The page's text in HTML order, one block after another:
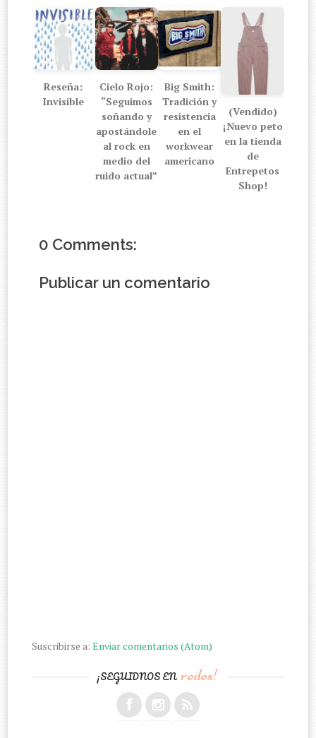
Reseña:
Invisible
Cielo Rojo:
“Seguimos
soñando y
apostándole
al rock en
medio del
ruido actual”
Big Smith:
Tradición y
resistencia
en el
workwear
americano
(Vendido)
¡Nuevo peto
en la tienda
de
Entrepetos
Shop!
0 Comments:
Publicar un comentario
Suscribirse a:Enviar comentarios (Atom)
¡SEGUIDNOS ENredes!